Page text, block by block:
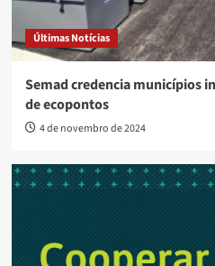
Últimas Notícias
Semad credencia municípios
de ecopontos
4 de novembro de 2024